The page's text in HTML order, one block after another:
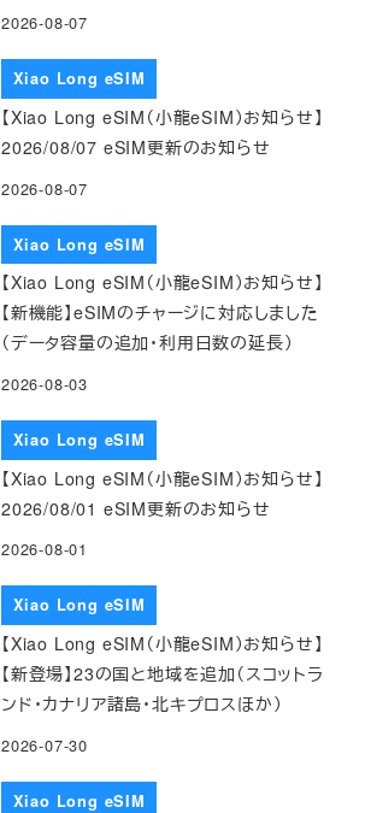
2026-08-07
Xiao Long eSIM
【Xiao Long eSIM（小龍eSIM）お知らせ】
2026/08/07 eSIM更新のお知らせ
2026-08-07
Xiao Long eSIM
【Xiao Long eSIM（小龍eSIM）お知らせ】
【新機能】eSIMのチャージに対応しました
（データ容量の追加・利用日数の延長）
2026-08-03
Xiao Long eSIM
【Xiao Long eSIM（小龍eSIM）お知らせ】
2026/08/01 eSIM更新のお知らせ
2026-08-01
Xiao Long eSIM
【Xiao Long eSIM（小龍eSIM）お知らせ】
【新登場】23の国と地域を追加（スコットラ
ンド・カナリア諸島・北キプロスほか）
2026-07-30
Xiao Long eSIM